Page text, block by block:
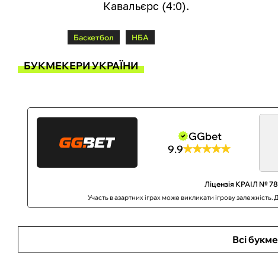
Кавальєрс (4:0).
Баскетбол НБА
БУКМЕКЕРИ УКРАЇНИ
GGbet
9.9
Ліцензія КРАІЛ №
Участь в азартних іграх може викликати ігрову
Всі